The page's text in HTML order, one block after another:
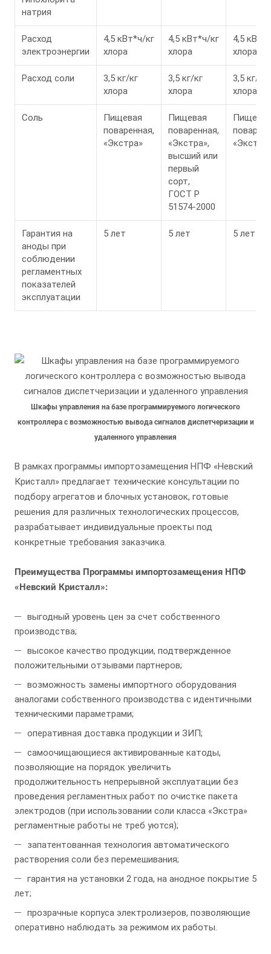
натрия
Расход
электроэнергии
4,5 кВт*ч/кг
хлора
4,5 кВт*ч/кг
хлора
4,5
хлора
Расход соли
3,5 кг/кг
хлора
3,5 кг/кг
хлора
3,5 кг/кг
хлора
Соль
Пищевая
поваренная,
«Экстра»
Пищевая
поваренная,
«Экстра»,
высший или
первый
сорт,
ГОСТ Р
51574-2000
Пищевая
Гарантия на
аноды при
соблюдении
регламентных
показателей
эксплуатации
5 лет 5 лет 5 лет
Шкафы управления на базе программируемого логического
контроллера с возможностью вывода сигналов диспетчеризации и
удаленного управления
В рамках программы импортозамещения НПФ «Невский
Кристалл» предлагает технические консультации по
подбору агрегатов и блочных установок, готовые
решения для различных технологических процессов,
разрабатывает индивидуальные проекты под
конкретные требования заказчика.
Преимущества Программы импортозамещения НПФ
«Невский Кристалл»:
выгодный уровень цен за счет собственного
производства;
высокое качество продукции, подтвержденное
положительными отзывами партнеров;
возможность замены импортного оборудования
аналогами собственного производства с идентичными
техническими параметрами;
оперативная доставка продукции и ЗИП;
самоочищающиеся активированные катоды,
позволяющие на порядок увеличить
продолжительность непрерывной эксплуатации без
проведения регламентных работ по очистке пакета
электродов (при использовании соли класса «Экстра»
регламентные работы не треб уются);
запатентованная технология автоматического
растворения соли без перемешивания;
гарантия на установки 2 года, на анодное покрытие 5
лет;
прозрачные корпуса электролизеров, позволяющие
оперативно наблюдать за режимом их работы.